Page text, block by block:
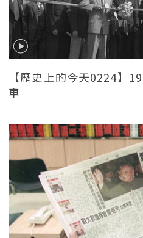
【歷史上的今天0224】
車